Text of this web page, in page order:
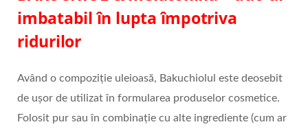
imbatabil în lupta împotriva
ridurilor
Având o compoziție uleioasă, Bakuchiolul este deosebit
de ușor de utilizat în formularea produselor cosmetice.
Folosit pur sau în combinație cu alte ingrediente (cum ar